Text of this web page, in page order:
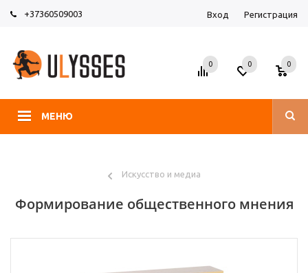
+37360509003 Вход Регистрация
МЕНЮ
0 0 0
Искусство и медиа
Формирование общественного мнения